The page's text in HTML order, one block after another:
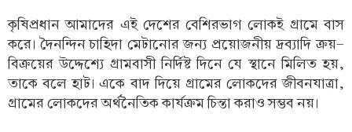
কৃষিপ্রধান আমাদের এই দেশের বেশিরভাগ লোকই গ্রামে বাস
করে। দৈনন্দিন চাহিদা মেটানোর জন্য প্রয়োজনীয় দ্রব্যাদি ক্রয়-
বিক্রয়ের উদ্দেশ্যে গ্রামবাসী নির্দিষ্ট দিনে যে স্থানে মিলিত হয়,
তাকে বলে হাট। একে বাদ দিয়ে গ্রামের লোকদের জীবনযাত্রা,
গ্রামের লোকদের অর্থনৈতিক কার্যক্রম চিন্তা করাও সম্ভব নয়।